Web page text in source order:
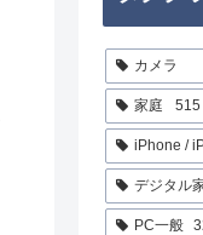
カメラ
家庭 515
iPhone /
デジタル
PC一般